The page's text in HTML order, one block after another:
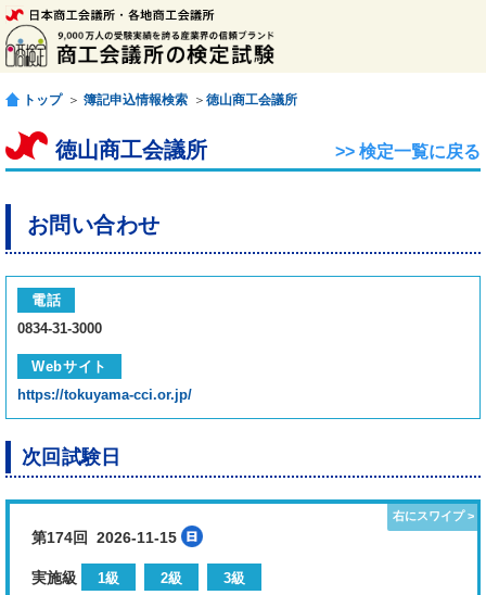
トップ ＞ 簿記申込情報検索 ＞ 徳山商工会議所
>> 検定一覧に戻る
徳山商工会議所
お問い合わせ
電話
0834-31-3000
Webサイト
https://tokuyama-cci.or.jp/
次回試験日
第174回 2026-11-15
実施級 1級 2級 3級